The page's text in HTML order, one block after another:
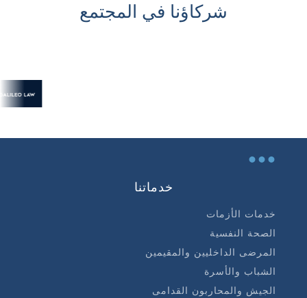
شركاؤنا في المجتمع
...
خدماتنا
خدمات الأزمات
الصحة النفسية
المرضى الداخليين والمقيمين
الشباب والأسرة
الجيش والمحاربون القدامى